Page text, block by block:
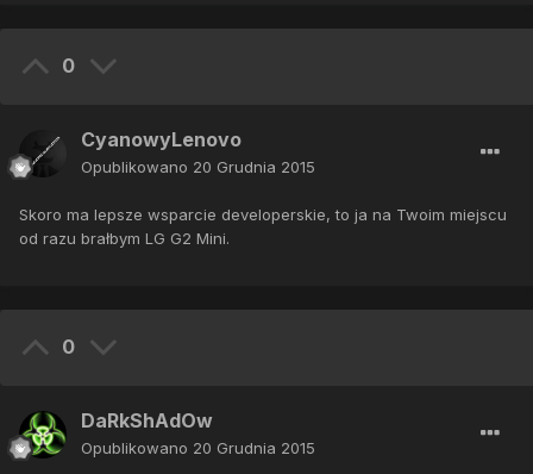
0
CyanowyLenovo
Opublikowano 20 Grudnia 2015
Skoro ma lepsze wsparcie developerskie, to ja na Twoim miejscu
od razu brałbym LG G2 Mini.
0
DaRkShAdOw
Opublikowano 20 Grudnia 2015